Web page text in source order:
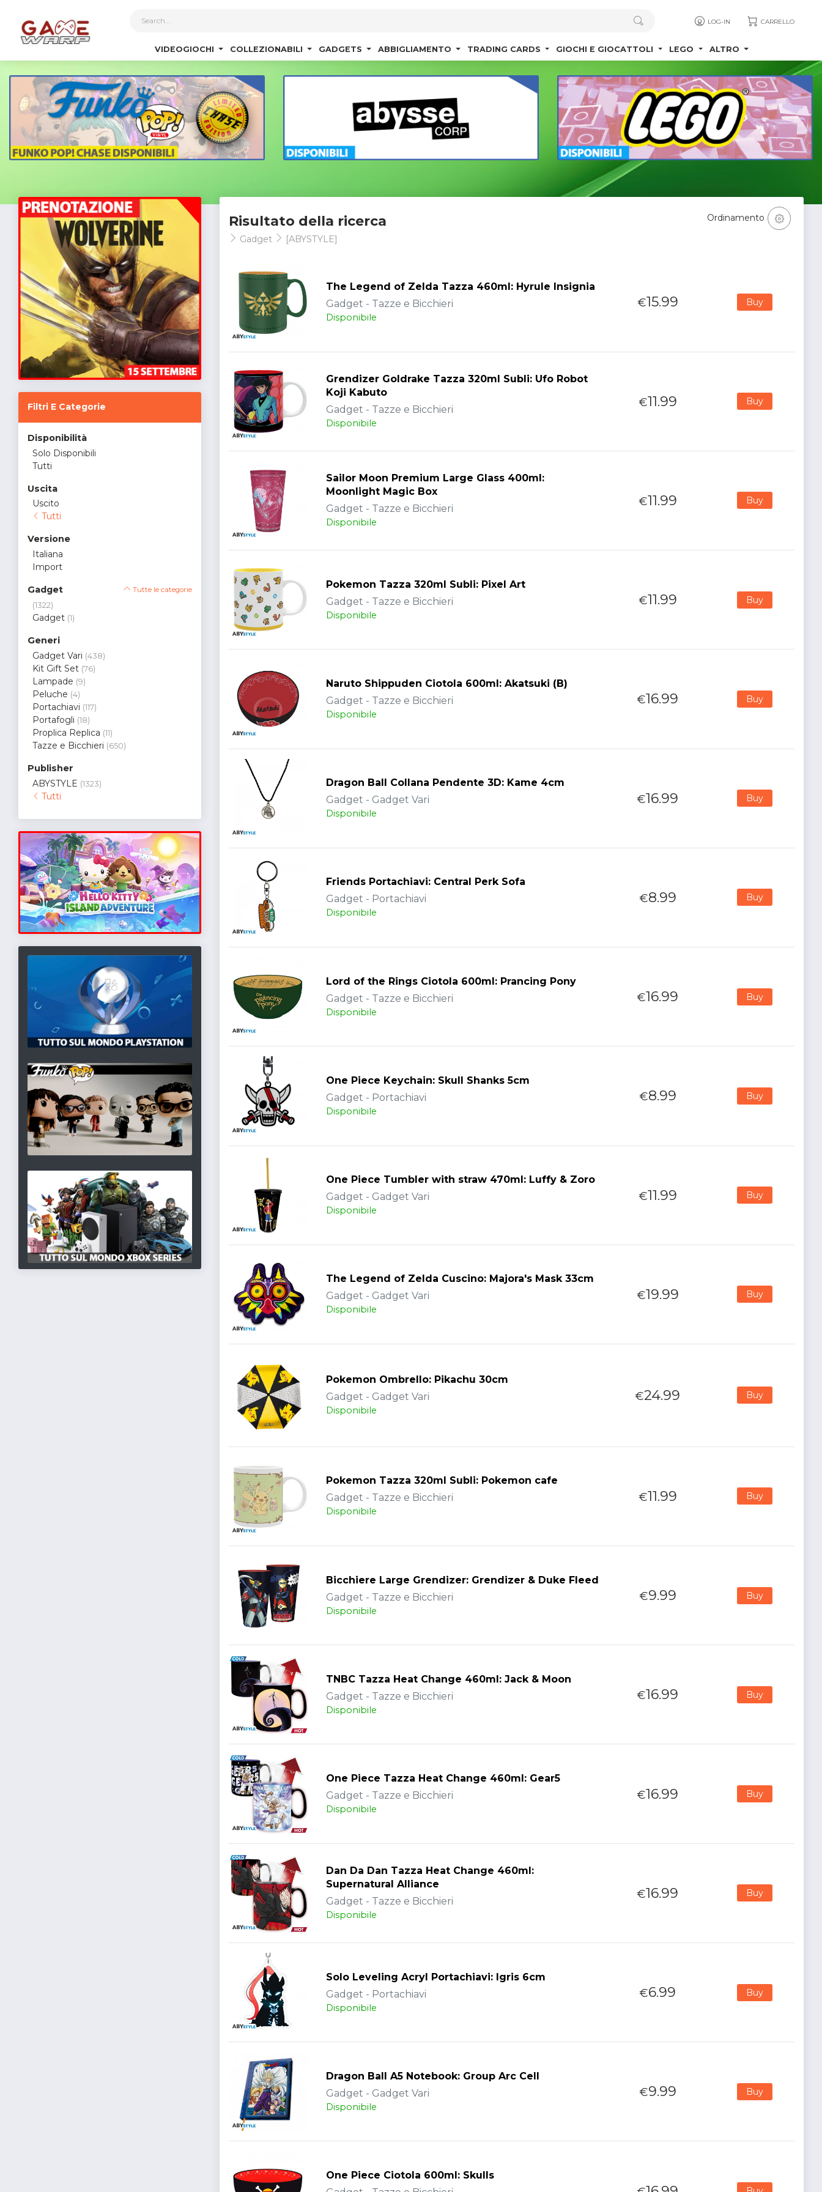
LOG-IN CARRELLO
VIDEOGIOCHI COLLEZIONABILI GADGETS ABBIGLIAMENTO TRADING CARDS GIOCHI E GIOCATTOLI LEGO ALTRO
Filtri E Categorie
Disponibilità
Solo Disponibili
Tutti
Uscita
Uscito
Tutti
Versione
Italiana
Import
Gadget Tutte le categorie
(1322)
Gadget (1)
Generi
Gadget Vari (438)
Kit Gift Set (76)
Lampade (9)
Peluche (4)
Portachiavi (117)
Portafogli (18)
Proplica Replica (11)
Tazze e Bicchieri (650)
Publisher
ABYSTYLE (1323)
Tutti
Risultato della ricerca
Gadget [ABYSTYLE]
Ordinamento
The Legend of Zelda Tazza 460ml: Hyrule Insignia
Gadget - Tazze e Bicchieri
Disponibile
€15.99 Buy
Grendizer Goldrake Tazza 320ml Subli: Ufo Robot
Koji Kabuto
Gadget - Tazze e Bicchieri
Disponibile
€11.99 Buy
Sailor Moon Premium Large Glass 400ml:
Moonlight Magic Box
Gadget - Tazze e Bicchieri
Disponibile
€11.99 Buy
Pokemon Tazza 320ml Subli: Pixel Art
Gadget - Tazze e Bicchieri
Disponibile
€11.99 Buy
Naruto Shippuden Ciotola 600ml: Akatsuki (B)
Gadget - Tazze e Bicchieri
Disponibile
€16.99 Buy
Dragon Ball Collana Pendente 3D: Kame 4cm
Gadget - Gadget Vari
Disponibile
€16.99 Buy
Friends Portachiavi: Central Perk Sofa
Gadget - Portachiavi
Disponibile
€8.99 Buy
Lord of the Rings Ciotola 600ml: Prancing Pony
Gadget - Tazze e Bicchieri
Disponibile
€16.99 Buy
One Piece Keychain: Skull Shanks 5cm
Gadget - Portachiavi
Disponibile
€8.99 Buy
One Piece Tumbler with straw 470ml: Luffy & Zoro
Gadget - Gadget Vari
Disponibile
€11.99 Buy
The Legend of Zelda Cuscino: Majora's Mask 33cm
Gadget - Gadget Vari
Disponibile
€19.99 Buy
Pokemon Ombrello: Pikachu 30cm
Gadget - Gadget Vari
Disponibile
€24.99 Buy
Pokemon Tazza 320ml Subli: Pokemon cafe
Gadget - Tazze e Bicchieri
Disponibile
€11.99 Buy
Bicchiere Large Grendizer: Grendizer & Duke Fleed
Gadget - Tazze e Bicchieri
Disponibile
€9.99 Buy
TNBC Tazza Heat Change 460ml: Jack & Moon
Gadget - Tazze e Bicchieri
Disponibile
€16.99 Buy
One Piece Tazza Heat Change 460ml: Gear5
Gadget - Tazze e Bicchieri
Disponibile
€16.99 Buy
Dan Da Dan Tazza Heat Change 460ml:
Supernatural Alliance
Gadget - Tazze e Bicchieri
Disponibile
€16.99 Buy
Solo Leveling Acryl Portachiavi: Igris 6cm
Gadget - Portachiavi
Disponibile
€6.99 Buy
Dragon Ball A5 Notebook: Group Arc Cell
Gadget - Gadget Vari
Disponibile
€9.99 Buy
One Piece Ciotola 600ml: Skulls